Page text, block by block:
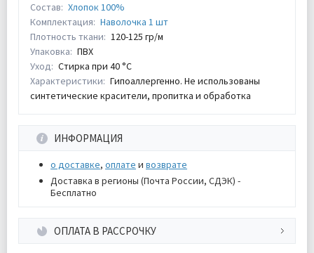
Состав: Хлопок 100%
Комплектация: Наволочка 1 шт
Плотность ткани: 120-125 гр/м
Упаковка: ПВХ
Уход: Стирка при 40 °С
Характеристики: Гипоаллергенно. Не использованы
синтетические красители, пропитка и обработка
ИНФОРМАЦИЯ
о доставке, оплате и возврате
Доставка в регионы (Почта России, СДЭК) -
Бесплатно
ОПЛАТА В РАССРОЧКУ